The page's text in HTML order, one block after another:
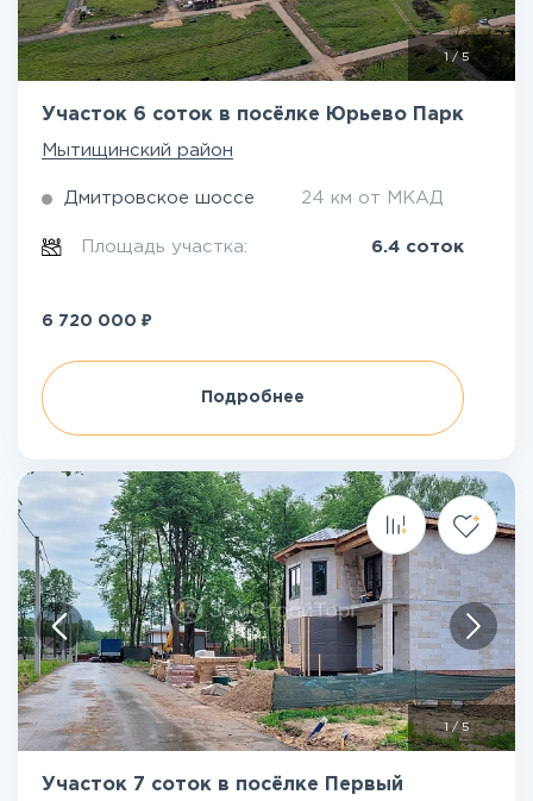
1/5
Участок 6 соток в посёлке Юрьево Парк
Мытищинский район
Дмитровское шоссе 24 км от МКАД
Площадь участка: 6.4 соток
6 720 000 ₽
Подробнее
1 /5
Участок 7 соток в посёлке Первый